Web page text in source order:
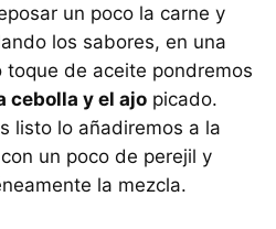
un poco la carne y
los sabores, en una
toque de aceite pondremos
cebolla y el ajo picado.
listo lo añadiremos a la
un poco de perejil y
la mezcla.